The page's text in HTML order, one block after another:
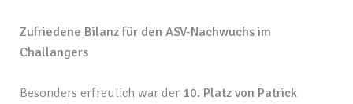
Zufriedene Bilanz für den ASV-Nachwuchs im
Challangers
Besonders erfreulich war der 10. Platz von Patrick